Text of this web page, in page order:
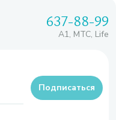
637-88-99
A1, МТС, Life
Подписаться